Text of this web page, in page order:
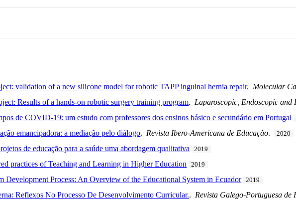
validation of a new silicone model for robotic TAPP inguinal hernia repair. Molecular
Results of a hands-on robotic surgery training program. Laparoscopic, Endoscopic and
de COVID-19: um estudo com professores dos ensinos básico e secundário em Portugal
emancipadora: a mediação pelo diálogo. Revista Ibero-Americana de Educação. 2020
de educação para a saúde uma abordagem qualitativa 2019
practices of Teaching and Learning in Higher Education 2019
Development Process: An Overview of the Educational System in Ecuador 2019
Reflexos No Processo De Desenvolvimento Curricular.. Revista Galego-Portuguesa de